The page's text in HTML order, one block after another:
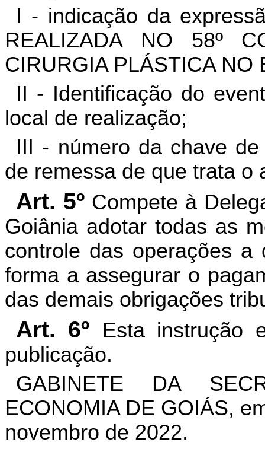
I - indicação da
REALIZADA NO 58º
CIRURGIA PLÁSTICA NO
II - Identificação do
local de realização;
III - número da chave
de remessa de que trata o
Art. 5º Compete à
Goiânia adotar todas as
controle das operações
forma a assegurar o
das demais obrigações
Art. 6º
Esta instrução
publicação.
GABINETE DA
ECONOMIA DE GOIÁS,
novembro de 2022.